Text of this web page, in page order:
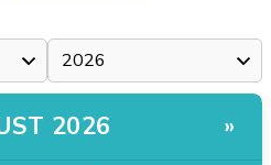
2026 »